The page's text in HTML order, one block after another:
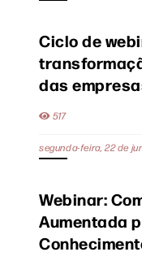
Ciclo de
das
517
segunda-feira, 22 de
Webinar:
Aumentada